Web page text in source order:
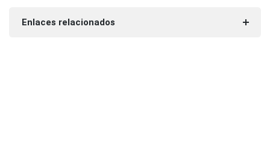
Enlaces relacionados